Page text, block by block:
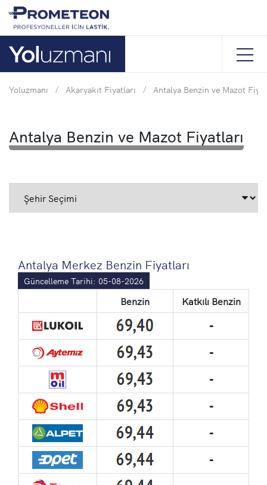
Yoluzmanı / Akaryakıt Fiyatları / Antalya Benzin ve Mazot
Antalya Benzin ve Mazot Fiyatları
Antalya Merkez Benzin Fiyatları
Güncelleme Tarihi: 05-08-2026
Benzin Katkılı Benzin